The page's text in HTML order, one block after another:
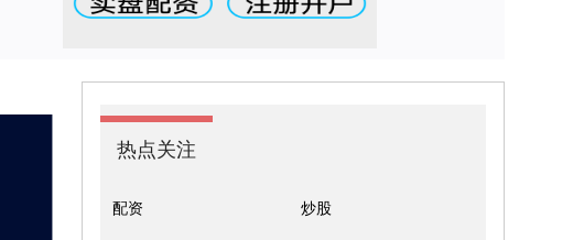
热点关注
配资 炒股